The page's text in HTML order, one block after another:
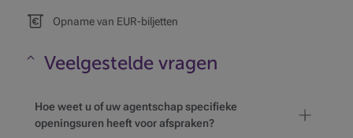
Opname van EUR-biljetten
Maskeren
Veelgestelde vragen
Hoe weet u of uw agentschap specifieke
openingsuren heeft voor afspraken?